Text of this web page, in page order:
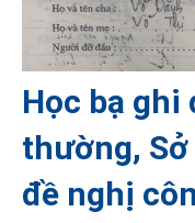
Học bạ ghi
thường, Sở
đề nghị